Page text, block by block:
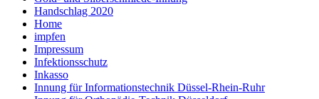
Handschlag 2020
Home
impfen
Impressum
Infektionsschutz
Inkasso
Innung für Informationstechnik Düssel-Rhein-Ruhr